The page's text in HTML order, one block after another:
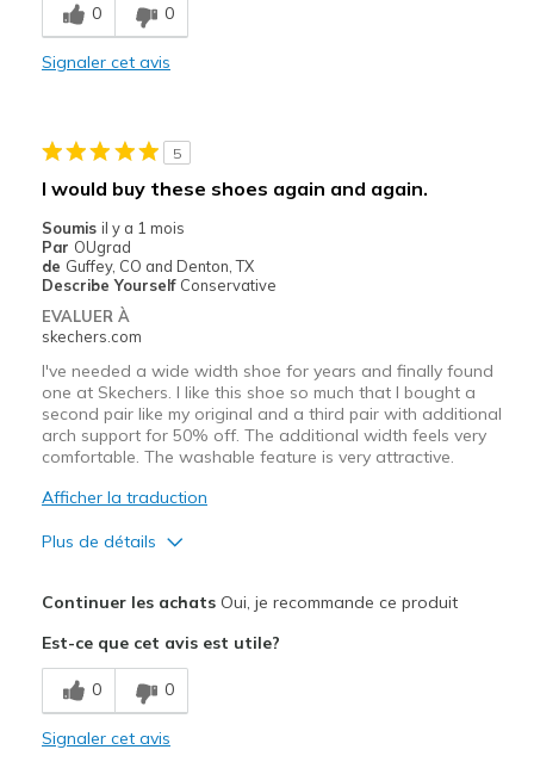
Comfortable
Width
Feels true to width
View On Shoes
0 0
Signaler cet avis
5
I would buy these shoes again and again.
Soumis il y a 1 mois
Par OUgrad
de Guffey, CO and Denton, TX
Describe Yourself Conservative
EVALUER À
skechers.com
I've needed a wide width shoe for years and finally found
one at Skechers. I like this shoe so much that I bought a
second pair like my original and a third pair with additional
arch support for 50% off. The additional width feels very
comfortable. The washable feature is very attractive.
Afficher la traduction
Plus de détails
Breathe Well
Comfortable
Continuer les achatsOui, je recommande ce produit
Est-ce que cet avis est utile?
0 0
Signaler cet avis